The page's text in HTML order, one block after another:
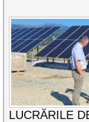
LUCRĂRILE